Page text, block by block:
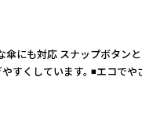
対応 スナップボ
ています。 ◾️エ